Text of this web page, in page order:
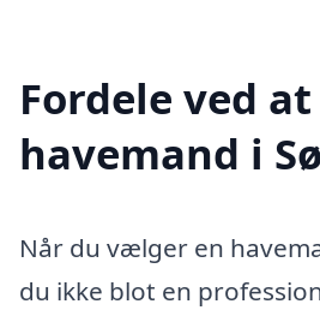
Fordele ved
havemand i
Når du vælger en
du ikke blot en